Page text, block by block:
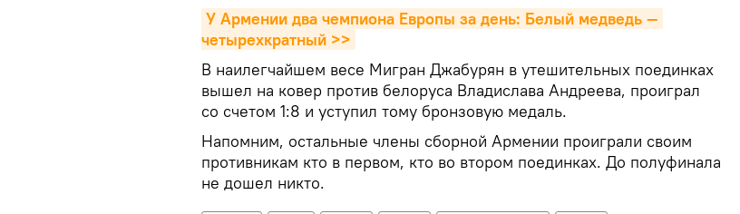
У Армении два чемпиона Европы за день: Белый медведь —
четырехкратный >>
В наилегчайшем весе Мигран Джабурян в утешительных поединках
вышел на ковер против белоруса Владислава Андреева, проиграл
со счетом 1:8 и уступил тому бронзовую медаль.
Напомним, остальные члены сборной Армении проиграли своим
противникам кто в первом, кто во втором поединках. До полуфинала
не дошел никто.